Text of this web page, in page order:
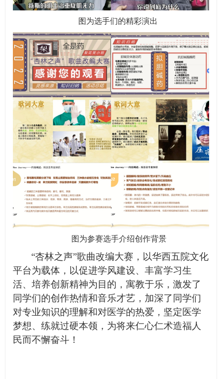
图 为选手们的精彩演出
图为参赛选手介绍创作背景
“杏林之声”歌曲改编大赛，以华西五院文化
平台为载体，以促进学风建设、丰富学习生
活、培养创新精神为目的，寓教于乐，激发了
同学们的创作热情和音乐才艺，加深了同学们
对专业知识的理解和对医学的热爱，坚定医学
梦想、练就过硬本领，为将来仁心仁术造福人
民而不懈奋斗！